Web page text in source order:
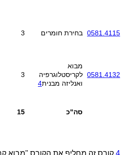
0581.4115 בחירת חומרים 3
0581.4132
מבוא
לקריסטלוגרפיה
ואנליזה מבנית4
3
סה"כ 15
4 קורס זה מחליף את הקורס "מבוא